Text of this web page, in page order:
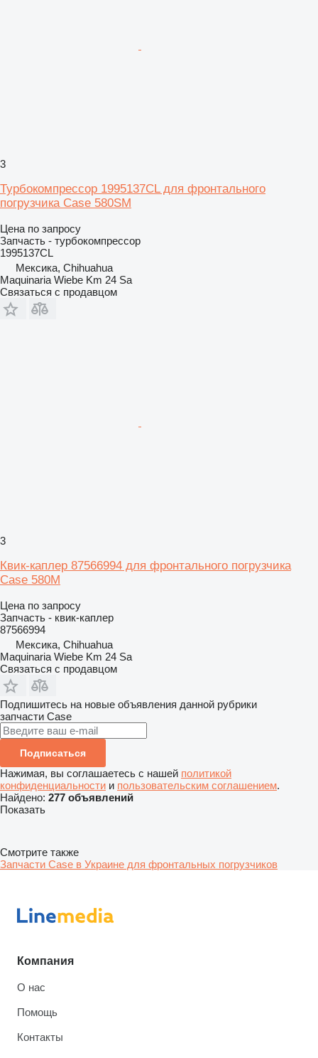
3
Турбокомпрессор 1995137CL для фронтального
погрузчика Case 580SM
Цена по запросу
Запчасть - турбокомпрессор
1995137CL
Мексика, Chihuahua
Maquinaria Wiebe Km 24 Sa
Связаться с продавцом
3
Квик-каплер 87566994 для фронтального погрузчика
Case 580M
Цена по запросу
Запчасть - квик-каплер
87566994
Мексика, Chihuahua
Maquinaria Wiebe Km 24 Sa
Связаться с продавцом
Подпишитесь на новые объявления данной рубрики
запчасти Case
Подписаться
Нажимая, вы соглашаетесь с нашей политикой
конфиденциальности и пользовательским соглашением.
Найдено: 277 объявлений
Показать
Смотрите также
Запчасти Case в Украине для фронтальных погрузчиков
Компания
О нас
Помощь
Контакты